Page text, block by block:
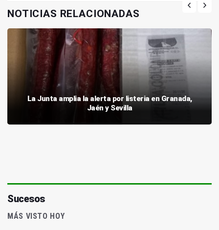
NOTICIAS RELACIONADAS
La Junta amplia la alerta por listeria en Granada,
Jaén y Sevilla
Sucesos
MÁS VISTO HOY